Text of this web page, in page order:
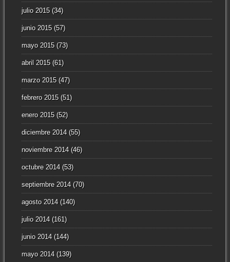
julio 2015(34)
junio 2015(57)
mayo 2015(73)
abril 2015(61)
marzo 2015(47)
febrero 2015(51)
enero 2015(52)
diciembre 2014(55)
noviembre 2014(46)
octubre 2014(53)
septiembre 2014(70)
agosto 2014(140)
julio 2014(161)
junio 2014(144)
mayo 2014(139)